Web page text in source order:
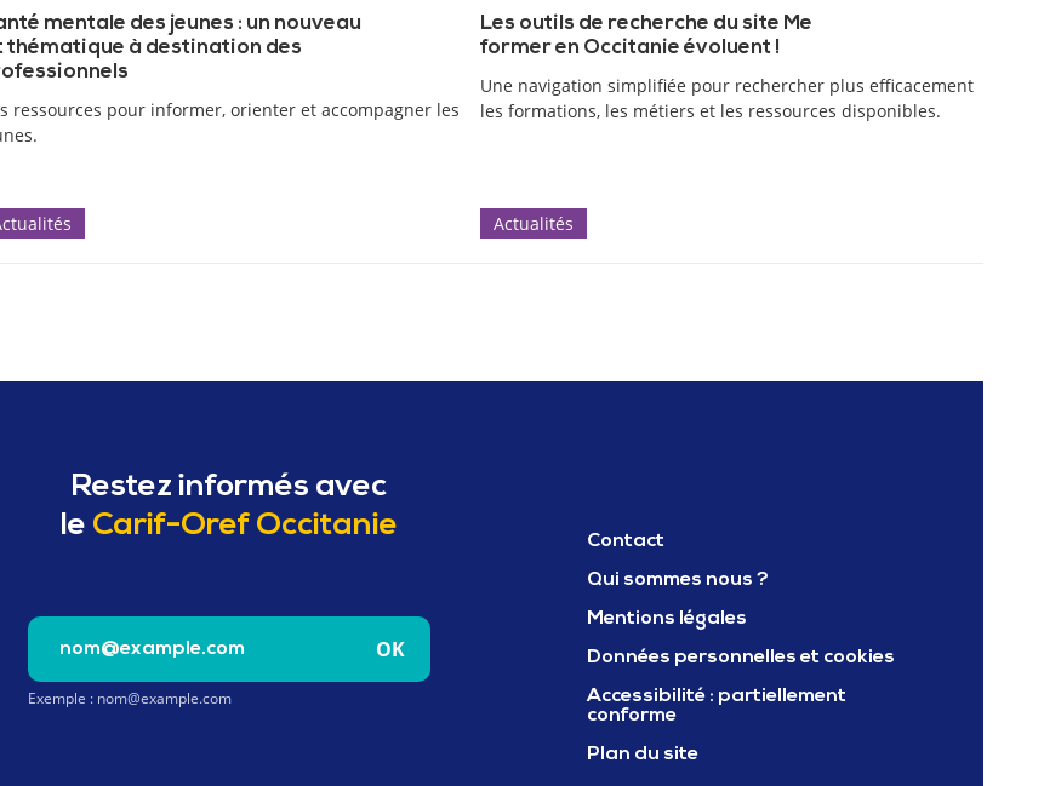
mentale des jeunes : un nouveau
thématique à destination des
ressources pour informer, orienter et accompagner les
Les outils de recherche du site Me
former en Occitanie évoluent !
Une navigation simplifiée pour rechercher plus efficacement
les formations, les métiers et les ressources disponibles.
Actualités
Restez informés avec
le Carif-Oref Occitanie
Saisissez votre e-mail pour vous inscrire à la newsletter Carif oref occitanie
Exemple : nom@example.com
OK
Contact
Qui sommes nous ?
Mentions légales
Données personnelles et cookies
Accessibilité : partiellement
conforme
Plan du site